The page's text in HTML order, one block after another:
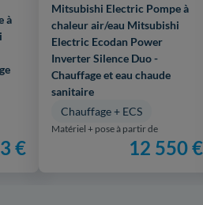
à
€
Mitsubishi Electric Pompe à
chaleur air/eau Mitsubishi
Electric Ecodan Power
Inverter Silence Duo -
Chauffage et eau chaude
sanitaire
Chauffage + ECS
Matériel + pose à partir de
12 550 €